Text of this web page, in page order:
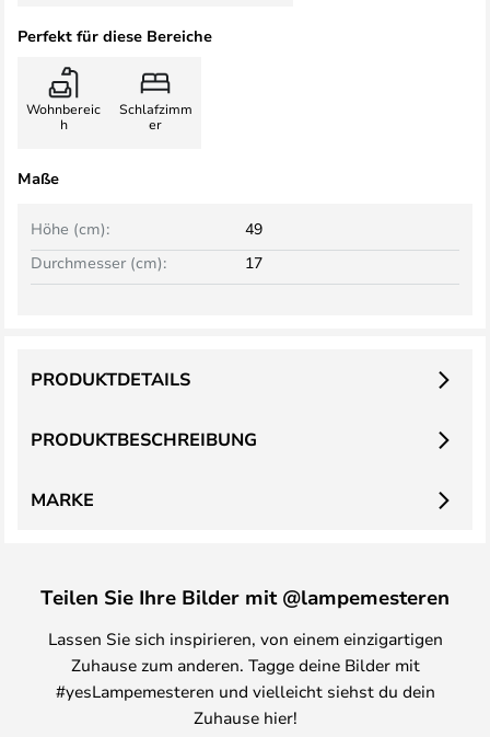
Perfekt für diese Bereiche
Wohnbereic
h
Schlafzimm
er
Maße
Höhe (cm):
49
Durchmesser (cm):
17
PRODUKTBESCHREIBUNG
PRODUKTDETAILS
MARKE
Teilen Sie Ihre Bilder mit @lampemesteren
Lassen Sie sich inspirieren, von einem einzigartigen
Zuhause zum anderen. Tagge deine Bilder mit
#yesLampemesteren und vielleicht siehst du dein
Zuhause hier!